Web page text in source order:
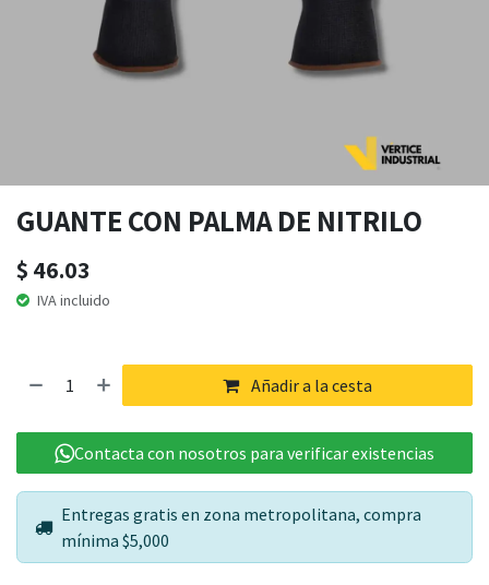
GUANTE CON PALMA DE NITRILO
$ 46.03
IVA incluido
Añadir a la cesta
Contacta con nosotros para verificar existencias
Entregas gratis en zona metropolitana, compra
mínima $5,000